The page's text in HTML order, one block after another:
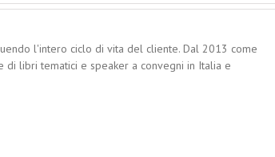
l'intero ciclo di vita del cliente. Dal 2013 come
libri tematici e speaker a convegni in Italia e